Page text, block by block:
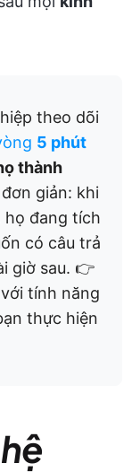
theo dõi
5 phút
thành
giản: khi
họ đang tích
có câu trả
giờ sau. 👉
tính năng
thực hiện